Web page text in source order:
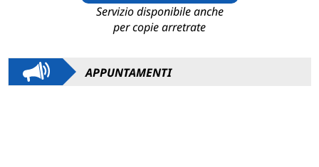
Servizio disponibile anche
per copie arretrate
APPUNTAMENTI